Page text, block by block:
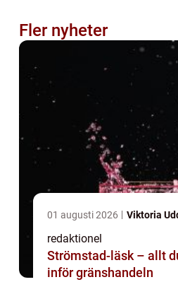
Fler nyheter
01 augusti 2026 Viktoria
redaktionel
Strömstad-läsk – allt
inför gränshandeln